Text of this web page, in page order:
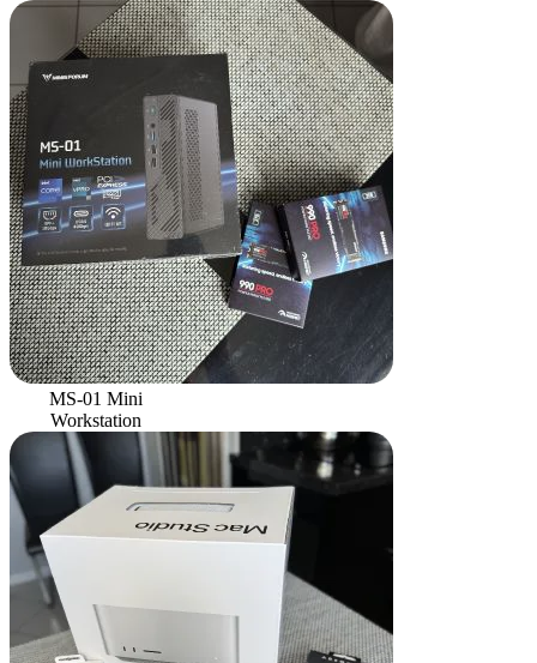
MS-01 Mini
Workstation